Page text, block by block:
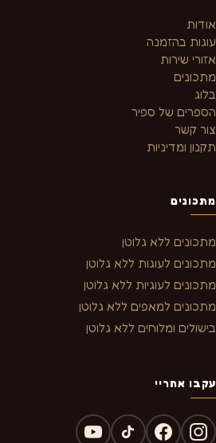
אודות
עוגות בהזמנה
אזורי שירות
מתכונים
בלוג
הספרים של ספיר
צור קשר
תקנון ומדיניות
מתכונים
מתכונים ללא גלוטן
מתכונים לעוגות ללא גלוטן
מתכונים לעוגיות ללא גלוטן
מתכונים למאפים ללא גלוטן
בישולים ומלוחים ללא גלוטן
עקבו אחריי